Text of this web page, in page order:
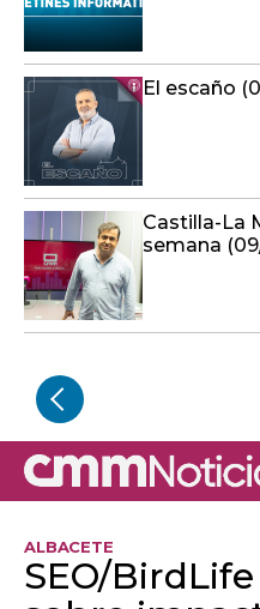
El escaño
Castilla-La
semana
ALBACETE
SEO/